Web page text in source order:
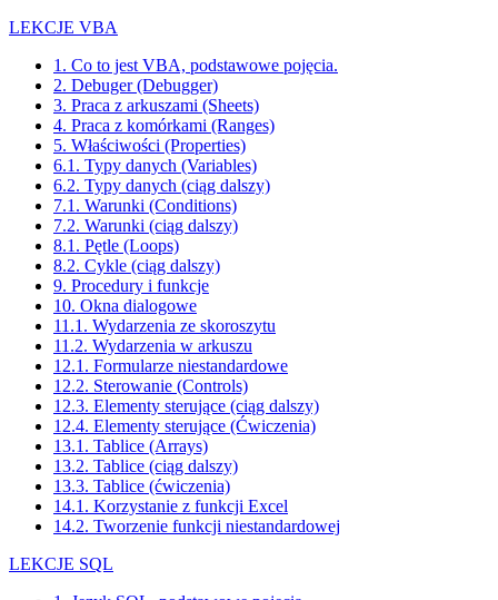
LEKCJE VBA
1. Co to jest VBA, podstawowe pojęcia.
2. Debuger (Debugger)
3. Praca z arkuszami (Sheets)
4. Praca z komórkami (Ranges)
5. Właściwości (Properties)
6.1. Typy danych (Variables)
6.2. Typy danych (ciąg dalszy)
7.1. Warunki (Conditions)
7.2. Warunki (ciąg dalszy)
8.1. Pętle (Loops)
8.2. Cykle (ciąg dalszy)
9. Procedury i funkcje
10. Okna dialogowe
11.1. Wydarzenia ze skoroszytu
11.2. Wydarzenia w arkuszu
12.1. Formularze niestandardowe
12.2. Sterowanie (Controls)
12.3. Elementy sterujące (ciąg dalszy)
12.4. Elementy sterujące (Ćwiczenia)
13.1. Tablice (Arrays)
13.2. Tablice (ciąg dalszy)
13.3. Tablice (ćwiczenia)
14.1. Korzystanie z funkcji Excel
14.2. Tworzenie funkcji niestandardowej
LEKCJE SQL